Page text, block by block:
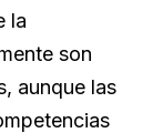
la
son
aunque las